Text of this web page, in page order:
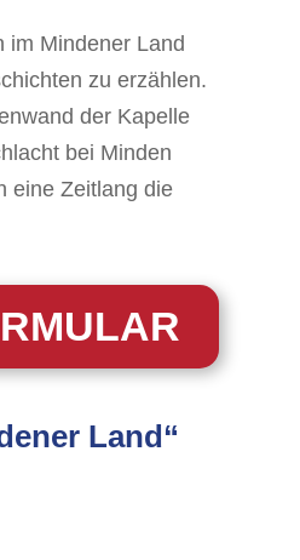
im Mindener Land
zu erzählen.
der Kapelle
bei Minden
eine Zeitlang die
Land“